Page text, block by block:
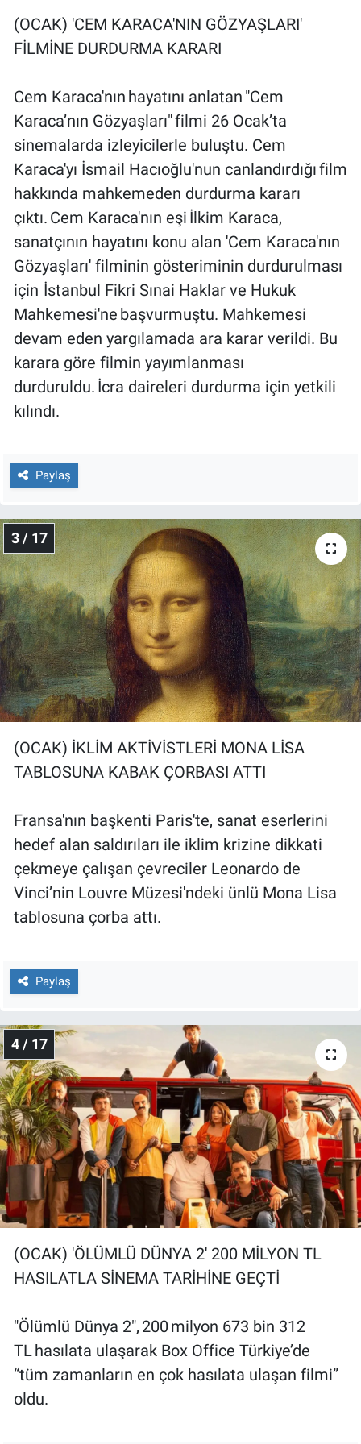
(OCAK) 'CEM KARACA'NIN GÖZYAŞLARI'
FİLMİNE DURDURMA KARARI
Cem Karaca'nın hayatını anlatan "Cem
Karaca’nın Gözyaşları" filmi 26 Ocak’ta
sinemalarda izleyicilerle buluştu. Cem
Karaca'yı İsmail Hacıoğlu'nun canlandırdığı film
hakkında mahkemeden durdurma kararı
çıktı. Cem Karaca'nın eşi İlkim Karaca,
sanatçının hayatını konu alan 'Cem Karaca'nın
Gözyaşları' filminin gösteriminin durdurulması
için İstanbul Fikri Sınai Haklar ve Hukuk
Mahkemesi'ne başvurmuştu. Mahkemesi
devam eden yargılamada ara karar verildi. Bu
karara göre filmin yayımlanması
durduruldu. İcra daireleri durdurma için yetkili
kılındı.
Paylaş
3 / 17
(OCAK) İKLİM AKTİVİSTLERİ MONA LİSA
TABLOSUNA KABAK ÇORBASI ATTI
Fransa'nın başkenti Paris'te, sanat eserlerini
hedef alan saldırıları ile iklim krizine dikkati
çekmeye çalışan çevreciler Leonardo de
Vinci’nin Louvre Müzesi'ndeki ünlü Mona Lisa
tablosuna çorba attı.
Paylaş
4 / 17
(OCAK) 'ÖLÜMLÜ DÜNYA 2' 200 MİLYON TL
HASILATLA SİNEMA TARİHİNE GEÇTİ
"Ölümlü Dünya 2", 200 milyon 673 bin 312
TL hasılata ulaşarak Box Office Türkiye’de
“tüm zamanların en çok hasılata ulaşan filmi”
oldu.
Yerel Yaşam
Canlı Yayın